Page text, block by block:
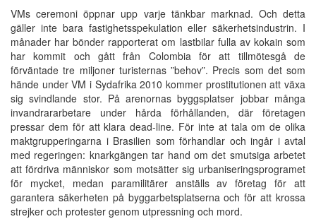
VMs ceremoni öppnar upp varje tänkbar marknad. Och detta
gäller inte bara fastighetsspekulation eller säkerhetsindustrin. I
månader har bönder rapporterat om lastbilar fulla av kokain som
har kommit och gått från Colombia för att tillmötesgå de
förväntade tre miljoner turisternas ”behov”. Precis som det som
hände under VM i Sydafrika 2010 kommer prostitutionen att växa
sig svindlande stor. På arenornas byggsplatser jobbar många
invandrararbetare under hårda förhållanden, där företagen
pressar dem för att klara dead-line. För inte at tala om de olika
maktgrupperingarna i Brasilien som förhandlar och ingår i avtal
med regeringen: knarkgängen tar hand om det smutsiga arbetet
att fördriva människor som motsätter sig urbaniseringsprogramet
för mycket, medan paramilitärer anställs av företag för att
garantera säkerheten på byggarbetsplatserna och för att krossa
strejker och protester genom utpressning och mord.